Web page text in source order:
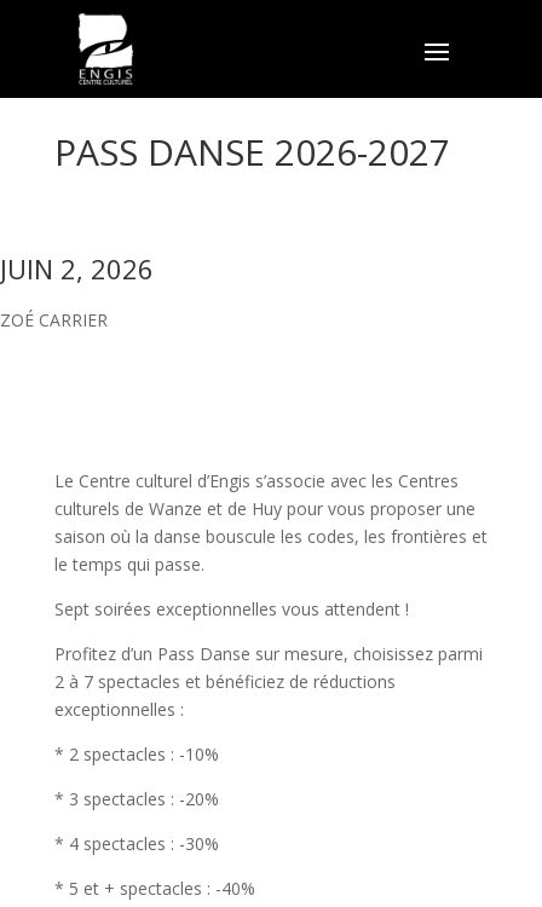
PASS DANSE 2026-2027
JUIN 2, 2026
ZOÉ CARRIER
Le Centre culturel d’Engis s’associe avec les Centres
culturels de Wanze et de Huy pour vous proposer une
saison où la danse bouscule les codes, les frontières et
le temps qui passe.
Sept soirées exceptionnelles vous attendent !
Profitez d’un Pass Danse sur mesure, choisissez parmi
2 à 7 spectacles et bénéficiez de réductions
exceptionnelles :
* 2 spectacles : -10%
* 3 spectacles : -20%
* 4 spectacles : -30%
* 5 et + spectacles : -40%